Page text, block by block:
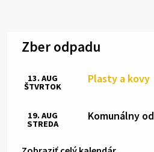
Zber odpadu
Plasty a kovy
13. AUG
ŠTVRTOK
Komunálny
19. AUG
STREDA